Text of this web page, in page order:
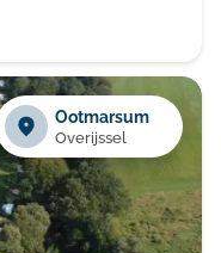
Ootmarsum
Overijssel